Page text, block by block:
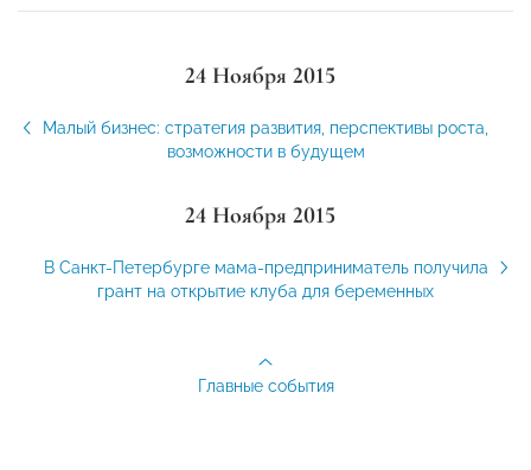
24 Ноября 2015
Малый бизнес: стратегия развития, перспективы роста,
возможности в будущем
24 Ноября 2015
В Санкт-Петербурге мама-предприниматель получила
грант на открытие клуба для беременных
Главные события